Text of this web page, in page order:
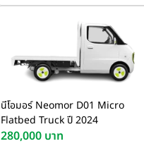
นีโอมอร์ Neomor D01 Micro
Flatbed Truck ปี 2024
280,000 บาท